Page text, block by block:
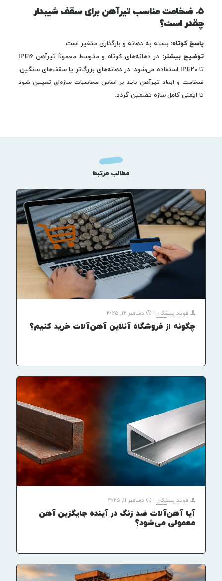
۵. ضخامت مناسب تیرآهن برای سقف شیبدار
چقدر است؟
پاسخ کوتاه: بسته به دهانه و بارگذاری متغیر است.
توضیح بیشتر:
در دهانه‌های کوتاه و متوسط معمولاً تیرآهن IPE16
تا IPE20 استفاده می‌شود. در دهانه‌های بزرگ‌تر یا سقف‌های سنگین،
ضخامت و ابعاد تیرآهن باید بر اساس محاسبات سازه‌ای تعیین شود
تا ایمنی کامل سازه تضمین گردد.
مطالب مرتبط
فولاد پیشگان - دسامبر 12, 2025
چگونه از فروشگاه آنلاین آهن‌آلات خرید کنیم؟
فولاد پیشگان - دسامبر 11, 2025
آیا آهن‌آلات ضد زنگ در آینده جایگزین آهن
معمولی می‌شود؟